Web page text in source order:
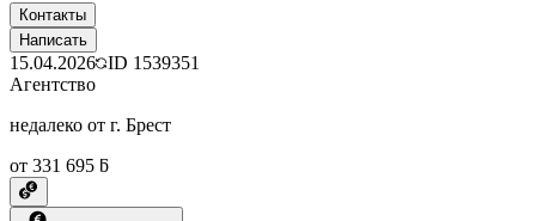
Контакты
Написать
15.04.2026 ID 1539351
Агентство
недалеко от г. Брест
от 331 695 ƃ